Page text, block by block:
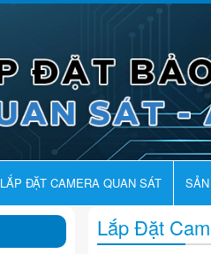
LẮP ĐẶT CAMERA QUAN SÁT
Lắp Đặt